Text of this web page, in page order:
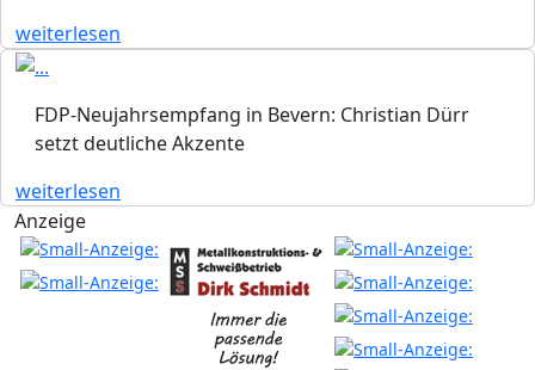
weiterlesen
FDP-Neujahrsempfang in Bevern: Christian Dürr
setzt deutliche Akzente
weiterlesen
Anzeige